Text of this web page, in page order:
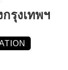
รุงเทพฯ